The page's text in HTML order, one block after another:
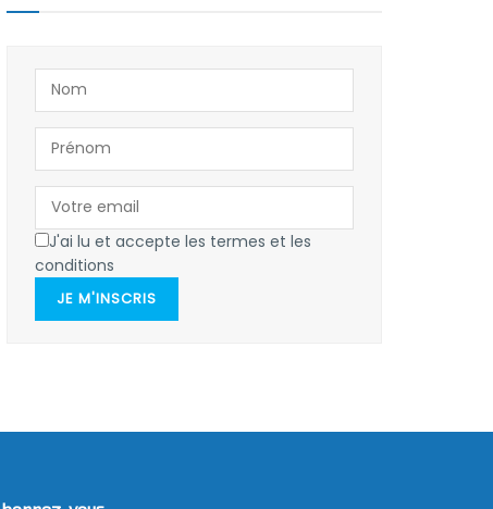
J'ai lu et accepte les termes et les
conditions
JE M'INSCRIS